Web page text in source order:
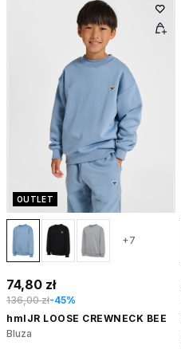
OUTLET
+7
74,80 zł
136,00 zł-45%
hmlJR LOOSE CREWNECK BEE
Bluza